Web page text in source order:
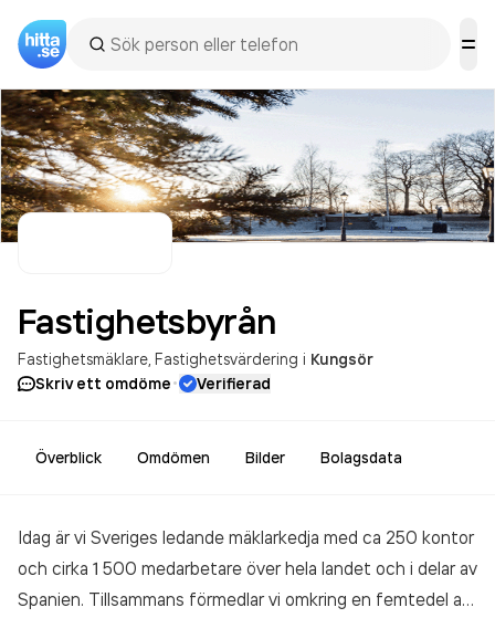
Fastighetsbyrån
Fastighetsmäklare Fastighetsvärdering i Kungsör
Skriv ett omdöme· Verifierad
Överblick Omdömen Bilder Bolagsdata
Idag är vi Sveriges ledande mäklarkedja med ca 250 kontor
och cirka 1 500 medarbetare över hela landet och i delar av
Spanien. Tillsammans förmedlar vi omkring en femtedel av